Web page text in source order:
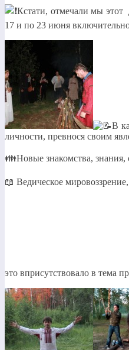
Кстати, отмечали мы этот
17 и по 23 июня
В
личности, превнося своим
👪Новые знакомства, знания,
📖 Ведическое
это вприсутствовало в тема